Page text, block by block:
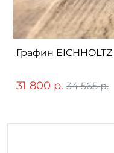
31 800 р. 34 565 р.